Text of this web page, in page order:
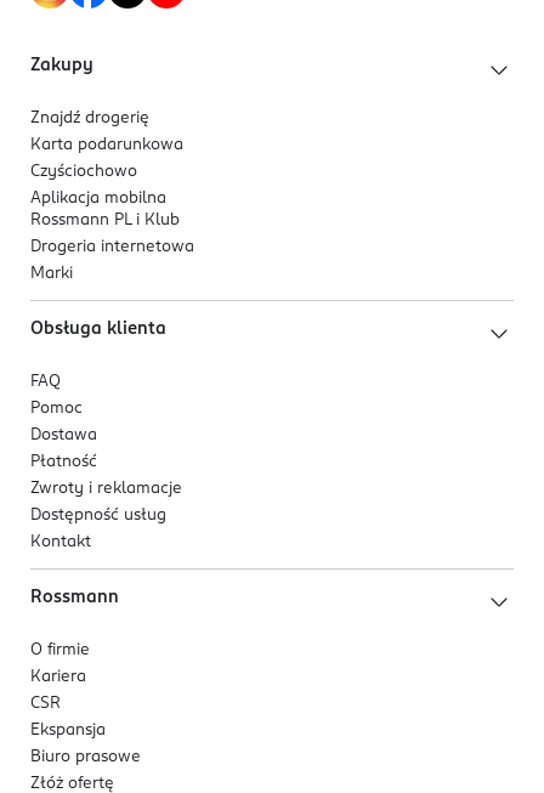
Zakupy
Znajdź drogerię
Karta podarunkowa
Czyściochowo
Aplikacja mobilna
Rossmann PL i Klub
Drogeria internetowa
Marki
Obsługa klienta
FAQ
Pomoc
Dostawa
Płatność
Zwroty i reklamacje
Dostępność usług
Kontakt
Rossmann
O firmie
Kariera
CSR
Ekspansja
Biuro prasowe
Złóż ofertę